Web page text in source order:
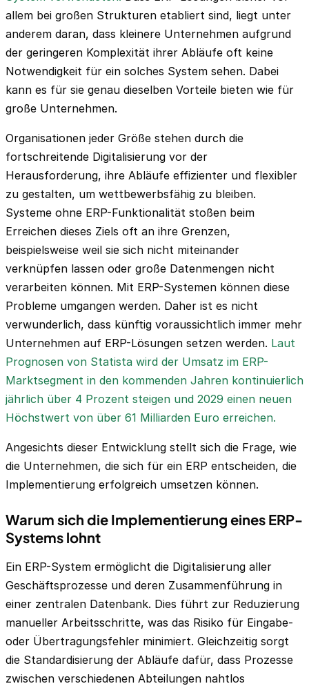
allem bei großen Strukturen etabliert sind, liegt unter
anderem daran, dass kleinere Unternehmen aufgrund
der geringeren Komplexität ihrer Abläufe oft keine
Notwendigkeit für ein solches System sehen. Dabei
kann es für sie genau dieselben Vorteile bieten wie für
große Unternehmen.
Organisationen jeder Größe stehen durch die
fortschreitende Digitalisierung vor der
Herausforderung, ihre Abläufe effizienter und flexibler
zu gestalten, um wettbewerbsfähig zu bleiben.
Systeme ohne ERP-Funktionalität stoßen beim
Erreichen dieses Ziels oft an ihre Grenzen,
beispielsweise weil sie sich nicht miteinander
verknüpfen lassen oder große Datenmengen nicht
verarbeiten können. Mit ERP-Systemen können diese
Probleme umgangen werden. Daher ist es nicht
verwunderlich, dass künftig voraussichtlich immer mehr
Unternehmen auf ERP-Lösungen setzen werden. Laut
Prognosen von Statista wird der Umsatz im ERP-
Marktsegment in den kommenden Jahren kontinuierlich
jährlich über 4 Prozent steigen und 2029 einen neuen
Höchstwert von über 61 Milliarden Euro erreichen.
Angesichts dieser Entwicklung stellt sich die Frage, wie
die Unternehmen, die sich für ein ERP entscheiden, die
Implementierung erfolgreich umsetzen können.
Warum sich die Implementierung eines ERP-
Systems lohnt
Ein ERP-System ermöglicht die Digitalisierung aller
Geschäftsprozesse und deren Zusammenführung in
einer zentralen Datenbank. Dies führt zur Reduzierung
manueller Arbeitsschritte, was das Risiko für Eingabe-
oder Übertragungsfehler minimiert. Gleichzeitig sorgt
die Standardisierung der Abläufe dafür, dass Prozesse
zwischen verschiedenen Abteilungen nahtlos